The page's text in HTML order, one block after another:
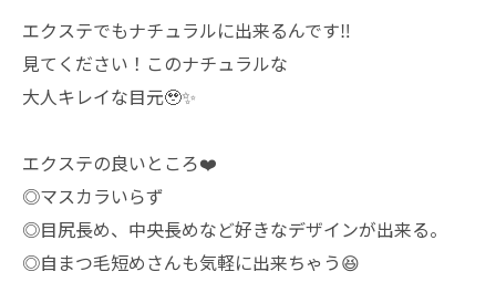
エクステでもナチュラルに出来るんです‼️
見てください！このナチュラルな
大人キレイな目元🥹✨
エクステの良いところ❤️
◎マスカラいらず
◎目尻長め、中央長めなど好きなデザインが出来る。
◎自まつ毛短めさんも気軽に出来ちゃう😆